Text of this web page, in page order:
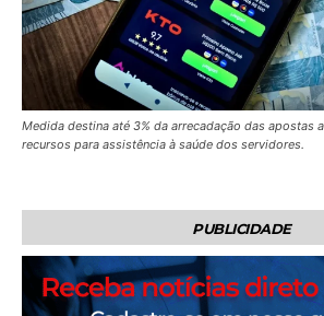
Medida destina até 3% da arrecadação das apostas
recursos para assistência à saúde dos servidores.
PUBLICIDADE